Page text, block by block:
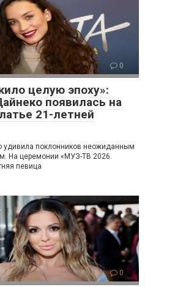
0
целую эпоху»:
появилась на
21-летней
удивила поклонников неожиданным
На церемонии «МУЗ-ТВ 2026.
певица
0